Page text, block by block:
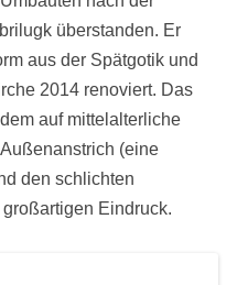
überstanden. Er
aus der Spätgotik und
2014 renoviert. Das
auf mittelalterliche
(eine
den schlichten
Eindruck.